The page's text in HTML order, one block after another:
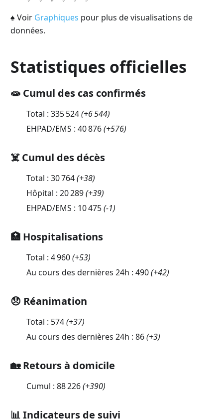
♠ Voir Graphiques pour plus de visualisations de
données.
Statistiques officielles
🧫 Cumul des cas confirmés
Total : 335 524(+6 544)
EHPAD/EMS : 40 876(+576)
☠️ Cumul des décès
Total : 30 764(+38)
Hôpital : 20 289(+39)
EHPAD/EMS : 10 475(-1)
🏥 Hospitalisations
Total : 4 960(+53)
Au cours des dernières 24h : 490(+42)
😞 Réanimation
Total : 574(+37)
Au cours des dernières 24h : 86(+3)
🏡 Retours à domicile
Cumul : 88 226(+390)
📊 Indicateurs de suivi